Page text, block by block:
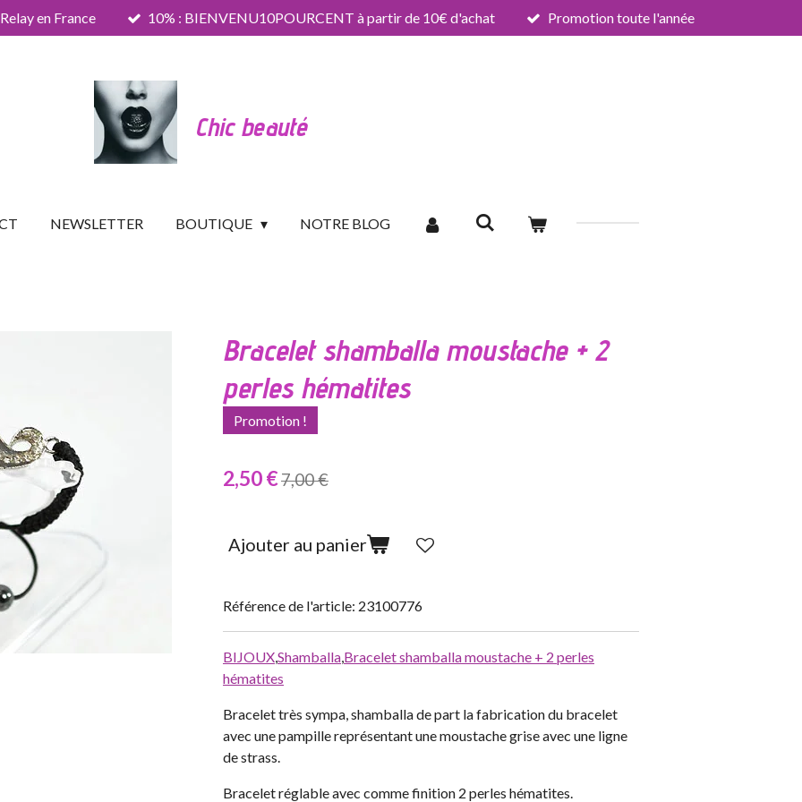
en France 10% : BIENVENU10POURCENT à partir de 10€ d'achat Promotion toute l'année
Chic beauté
NEWSLETTER BOUTIQUE NOTRE BLOG
Bracelet shamballa moustache + 2
perles hématites
Promotion !
2,50 €7,00 €
Ajouter au panier
Référence de l'article: 23100776
BIJOUXShamballa Bracelet shamballa moustache + 2 perles
hématites
Bracelet très sympa, shamballa de part la fabrication du bracelet
avec une pampille représentant une moustache grise avec une ligne
de strass.
Bracelet réglable avec comme finition 2 perles hématites.